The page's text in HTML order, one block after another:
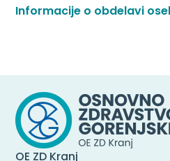
Informacije o obdelavi
OE ZD Kranj